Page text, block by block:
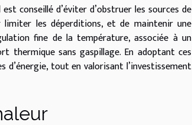
conseillé d’éviter d’obstruer les sources de
les déperditions, et de maintenir une
fine de la température, associée à un
thermique sans gaspillage. En adoptant ces
tout en valorisant l’investissement